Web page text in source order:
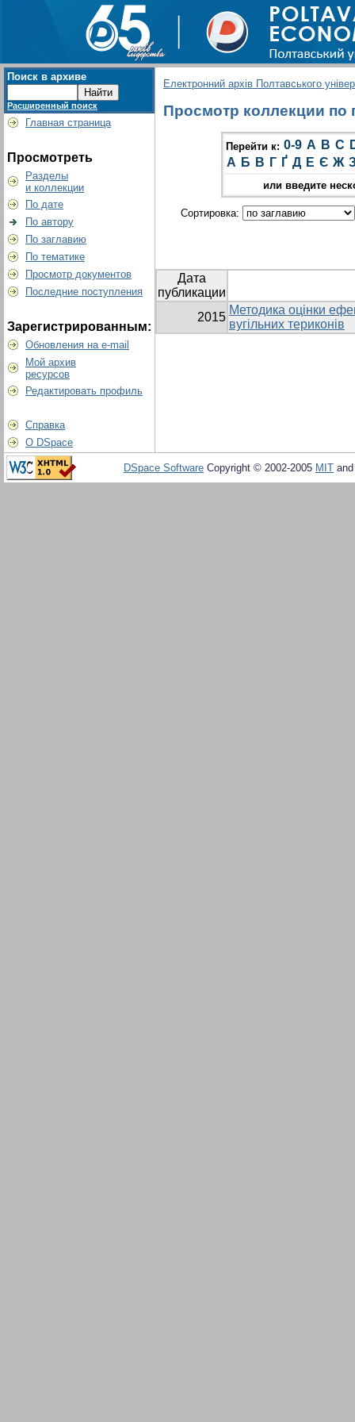
Поиск в архиве
Расширенный поиск
Главная страница
Просмотреть
Разделы
и коллекции
По дате
По автору
По заглавию
По тематике
Просмотр документов
Последние поступления
Зарегистрированным:
Обновления на e-mail
Мой архив
ресурсов
Редактировать профиль
Справка
О DSpace
Електронний архів Полтавського
Просмотр коллекции по
Перейти к: 0-9 A B C
А Б В Г Ґ Д Е Є Ж
или введите
Сортировка:
Дата
публикации
2015
Методика оцінки
вугільних териконів
DSpace Software Copyright © 2002-2005 MIT